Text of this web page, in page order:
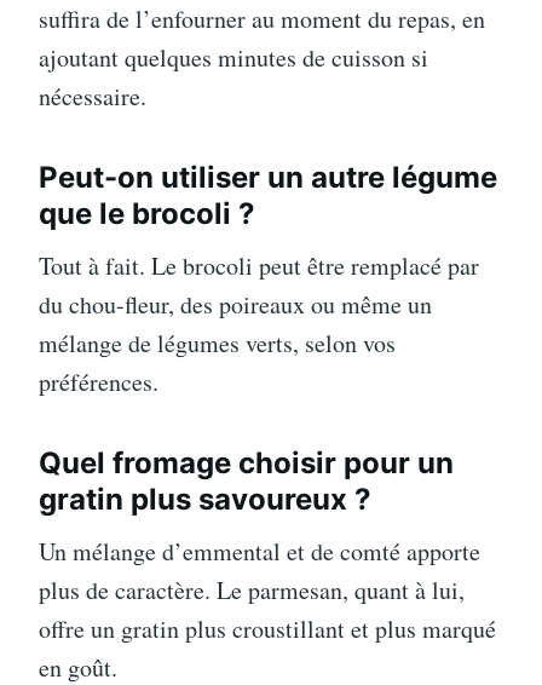
suffira de l’enfourner au moment du repas, en
ajoutant quelques minutes de cuisson si
nécessaire.
Peut-on utiliser un autre légume
que le brocoli ?
Tout à fait. Le brocoli peut être remplacé par
du chou-fleur, des poireaux ou même un
mélange de légumes verts, selon vos
préférences.
Quel fromage choisir pour un
gratin plus savoureux ?
Un mélange d’emmental et de comté apporte
plus de caractère. Le parmesan, quant à lui,
offre un gratin plus croustillant et plus marqué
en goût.